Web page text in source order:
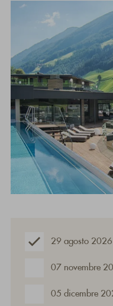
29 agosto
07 novembre
05 dicembre